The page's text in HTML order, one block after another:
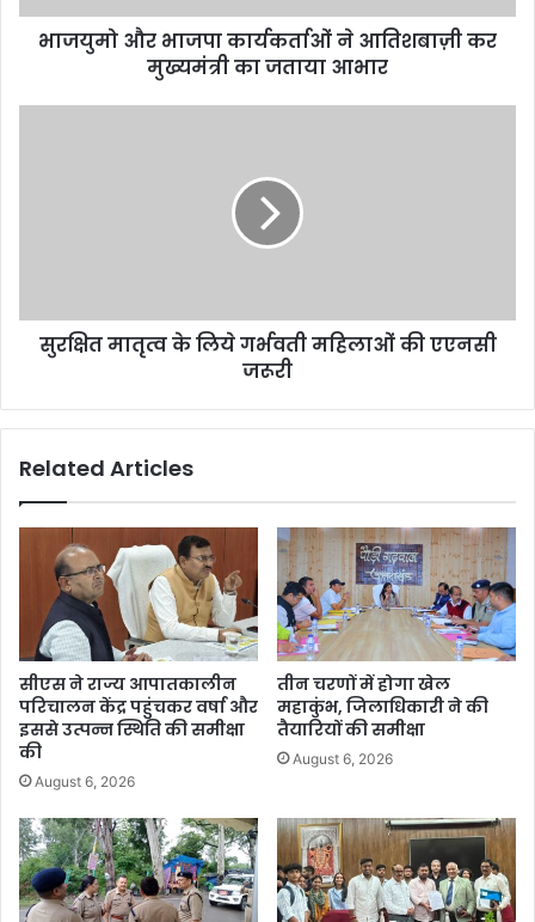
भाजयुमो और भाजपा कार्यकर्ताओं ने आतिशबाज़ी कर
मुख्यमंत्री का जताया आभार
सुरक्षित मातृत्व के लिये गर्भवती महिलाओं की एएनसी
जरूरी
Related Articles
सीएस ने राज्य आपातकालीन
परिचालन केंद्र पहुंचकर वर्षा और
इससे उत्पन्न स्थिति की समीक्षा
की
August 6, 2026
तीन चरणों में होगा खेल
महाकुंभ, जिलाधिकारी ने की
तैयारियों की समीक्षा
August 6, 2026